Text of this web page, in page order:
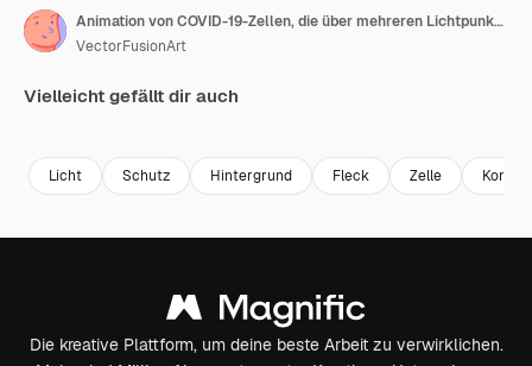
Animation von COVID-19-Zellen, die über mehreren Lichtpunkten im Hintergrund schweben
VectorFusionArt
Vielleicht gefällt dir auch
Licht Schutz Hintergrund Fleck Zelle
Die kreative Plattform, um deine beste Arbeit zu verwirklichen.